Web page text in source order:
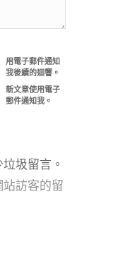
用電子郵件通知
我後續的迴響。
新文章使用電子
郵件通知我。
圾留言。
訪客的留